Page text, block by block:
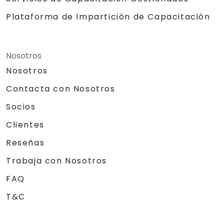
Plataforma de Impartición de Capacitación
Nosotros
Nosotros
Contacta con Nosotros
Socios
Clientes
Reseñas
Trabaja con Nosotros
FAQ
T&C